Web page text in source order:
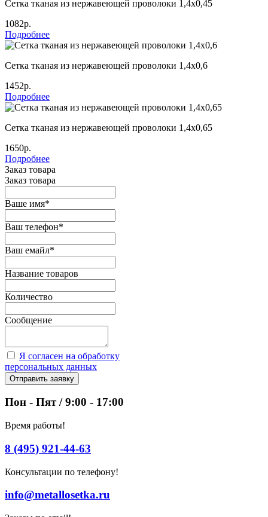
Сетка тканая из нержавеющей проволоки 1,4х0,45
1082р.
Подробнее
Сетка тканая из нержавеющей проволоки 1,4х0,6
1452р.
Подробнее
Сетка тканая из нержавеющей проволоки 1,4х0,65
1650р.
Подробнее
Заказ товара
Заказ товара
Ваше имя*
Ваш телефон*
Ваш емайл*
Название товаров
Количество
Сообщение
Я согласен на обработку
персональных данных
Отправить заявку
Пон - Пят / 9:00 - 17:00
Время работы!
8 (495) 921-44-63
Консультации по телефону!
info@metallosetka.ru